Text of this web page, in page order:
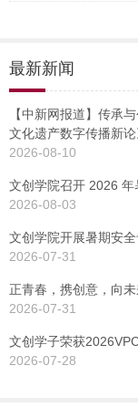
最新新闻
【中新网报道】传承
文化遗产数字传播新
2026-08-10
文创学院召开 2026 年
2026-08-03
文创学院开展暑期安
2026-07-31
正青春，携创意，向
2026-07-31
文创学子荣获
2026-07-28